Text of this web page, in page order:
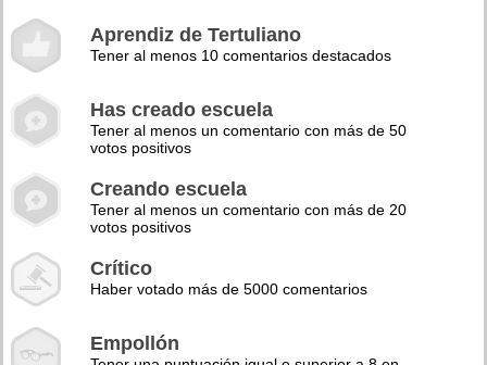
Aprendiz de Tertuliano
Tener al menos 10 comentarios destacados
Has creado escuela
Tener al menos un comentario con más de 50
votos positivos
Creando escuela
Tener al menos un comentario con más de 20
votos positivos
Crítico
Haber votado más de 5000 comentarios
Empollón